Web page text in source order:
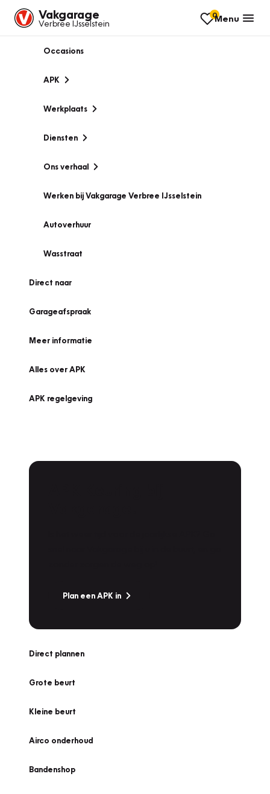
Vakgarage
Verbree IJsselstein
0Menu
Occasions
APK
Werkplaats
Diensten
Ons verhaal
Werken bij Vakgarage Verbree IJsselstein
Autoverhuur
Wasstraat
Direct naar
Garageafspraak
Meer informatie
Alles over APK
APK regelgeving
Plan een APK in
Direct plannen
Grote beurt
Kleine beurt
Airco onderhoud
Bandenshop